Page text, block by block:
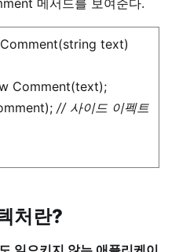
메서드를 보여준다.
text)
Comment(text);
// 사이드 이펙트
처란?